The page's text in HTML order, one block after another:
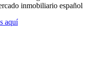
inmobiliario español
aquí